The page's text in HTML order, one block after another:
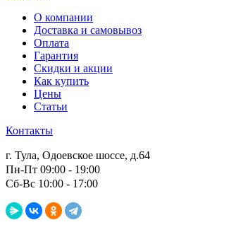
О компании
Доставка и самовывоз
Оплата
Гарантия
Скидки и акции
Как купить
Цены
Статьи
Контакты
г. Тула, Одоевское шоссе, д.64
Пн-Пт 09:00 - 19:00
Сб-Вс 10:00 - 17:00